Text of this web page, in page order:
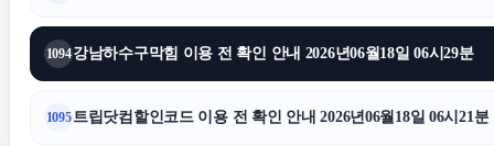
1094강남하수구막힘 이용 전 확인 안내 2026년06월18일 06시29분
1095트립닷컴할인코드 이용 전 확인 안내 2026년06월18일 06시21분